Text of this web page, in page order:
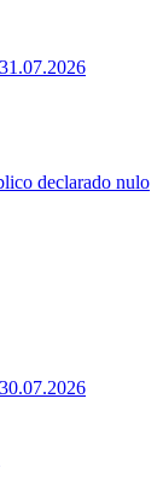
31.07.2026
declarado nulo
30.07.2026